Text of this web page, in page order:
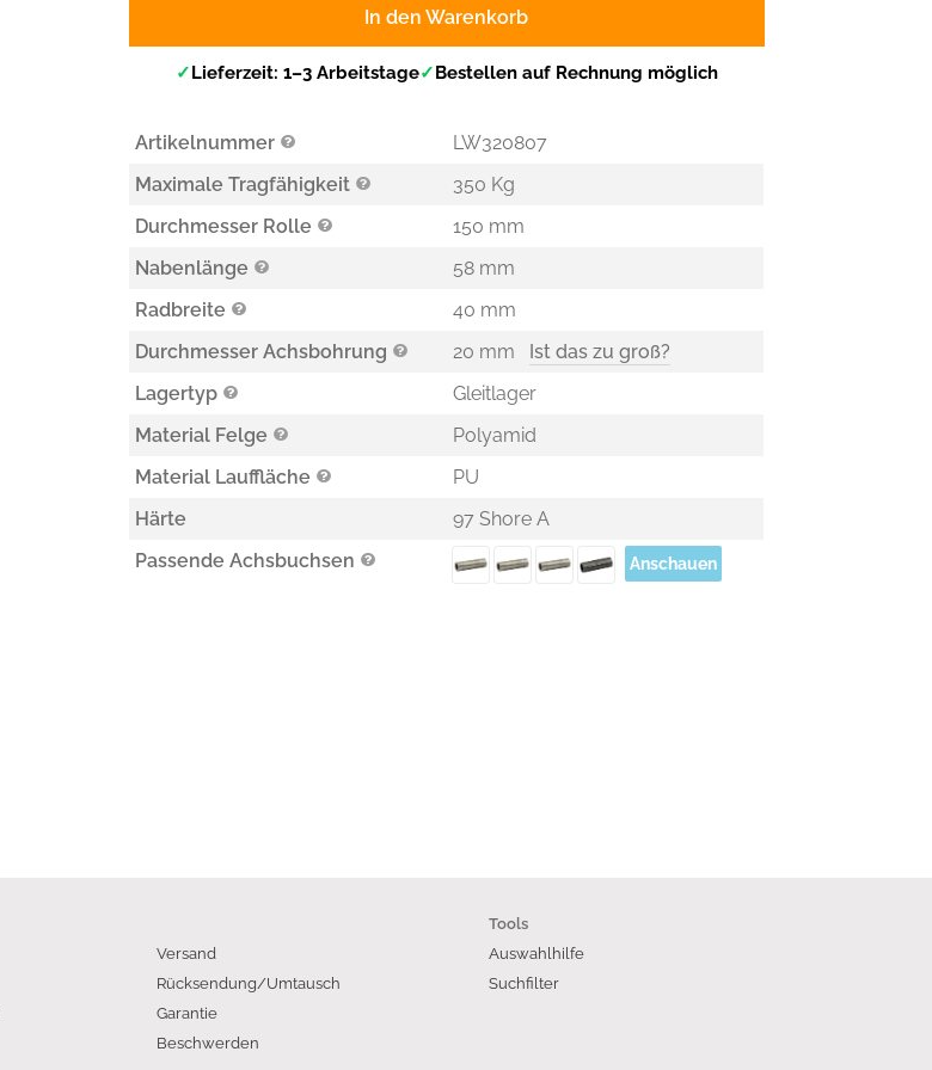
In den Warenkorb
✓ Lieferzeit: 1–3 Arbeitstage✓ Bestellen auf Rechnung möglich
Artikelnummer
LW320807
Maximale Tragfähigkeit
350 Kg
Durchmesser Rolle
150 mm
Nabenlänge
58 mm
Radbreite
40 mm
Durchmesser Achsbohrung
20 mm
Ist das zu groß?
Lagertyp
Gleitlager
Material Felge
Polyamid
Material Lauffläche
PU
Härte
97 Shore A
Passende Achsbuchsen
Anschauen
Versand
Rücksendung/Umtausch
Garantie
Beschwerden
Tools
Auswahlhilfe
Suchfilter